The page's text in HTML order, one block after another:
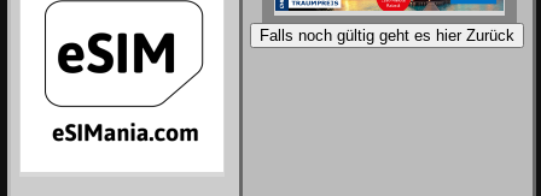
Falls noch gültig geht es hier Zurück